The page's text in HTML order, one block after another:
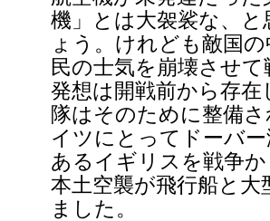
機」とは大袈裟な、
ょう。けれども敵国
民の士気を崩壊させ
発想は開戦前から存
隊はそのために整備
イツにとってドーバ
あるイギリスを戦争
本土空襲が飛行船と
ました。